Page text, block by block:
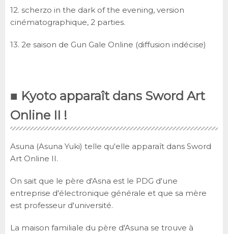
12. scherzo in the dark of the evening, version
cinématographique, 2 parties.
13. 2e saison de Gun Gale Online (diffusion indécise)
■ Kyoto apparaît dans Sword Art
Online II !
Asuna (Asuna Yuki) telle qu'elle apparaît dans Sword
Art Online II.
On sait que le père d'Asna est le PDG d'une
entreprise d'électronique générale et que sa mère
est professeur d'université.
La maison familiale du père d'Asuna se trouve à